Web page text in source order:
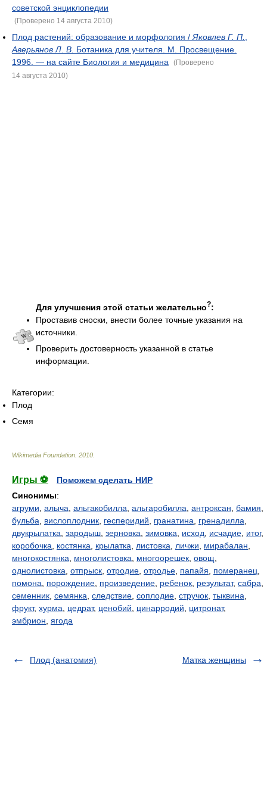
советской энциклопедии
(Проверено 14 августа 2010)
Плод растений: образование и морфология / Яковлев Г. П.
Аверьянов Л. В. Ботаника для учителя. М. Просвещение.
1996. — на сайте Биология и медицина
(Проверено
14 августа 2010)
Для улучшения этой статьи желательно?:
Проставив сноски, внести более точные указания на
источники.
Проверить достоверность указанной в статье
информации.
Категории:
Плод
Семя
Wikimedia Foundation 2010
Игры ⚽
Поможем сделать НИР
Синонимы:
агруми алыча альгакобилла альгаробилла антроксан бамия
бульба
вислоплодник гесперидий гранатина гренадилла
двукрылатка зародыш зерновка зимовка исход исчадие итог,
коробочка
костянка крылатка листовка личжи мирабалан
многокостянка
многолистовка многоорешек овощ
однолистовка отпрыск отродие отродье папайя померанец
помона
порождение произведение ребенок результат, сабра
семенник семянка следствие соплодие стручок тыквина
фрукт, хурма цедрат, ценобий цинарродий цитронат,
эмбрион ягода
Плод (анатомия) Матка женщины